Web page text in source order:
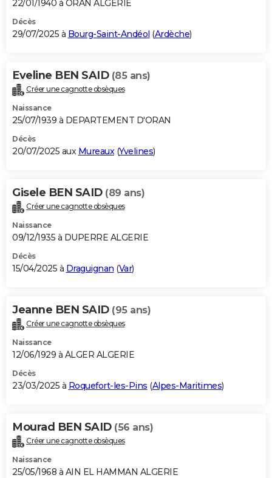
22/01/1940 à ORAN ALGERIE
Décès
29/07/2025 à Bourg-Saint-Andéol (Ardèche)
Eveline BEN SAID (85 ans)
Créer une cagnotte obsèques
Naissance
25/07/1939 à DEPARTEMENT D'ORAN
Décès
20/07/2025 aux Mureaux(Yvelines)
Gisele BEN SAID (89 ans)
Créer une cagnotte obsèques
Naissance
09/12/1935 à DUPERRE ALGERIE
Décès
15/04/2025 à Draguignan (Var)
Jeanne BEN SAID (95 ans)
Créer une cagnotte obsèques
Naissance
12/06/1929 à ALGER ALGERIE
Décès
23/03/2025 à Roquefort-les-Pins (Alpes-Maritimes)
Mourad BEN SAID (56 ans)
Créer une cagnotte obsèques
Naissance
25/05/1968 à AIN EL HAMMAN ALGERIE